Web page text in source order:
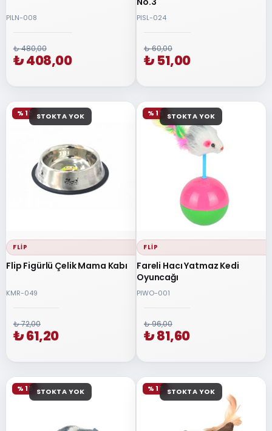
PILN-008
₺ 480,00
₺ 408,00
PISL-024
₺ 60,00
₺ 51,00
STOKTA YOK
FLIP
Flip Figürlü Çelik Mama Kabı
KMR-049
% 15
₺ 72,00
₺ 61,20
STOKTA YOK
FLIP
Fareli Hacı Yatmaz Kedi
Oyuncağı
PIWO-001
% 15
₺ 96,00
₺ 81,60
STOKTA YOK
% 15 STOKTA YOK
% 15